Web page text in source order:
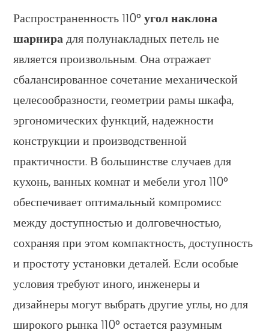
Распространенность 110°угол наклона
шарнирадля полунакладных петель не
является произвольным. Она отражает
сбалансированное сочетание механической
целесообразности, геометрии рамы шкафа,
эргономических функций, надежности
конструкции и производственной
практичности. В большинстве случаев для
кухонь, ванных комнат и мебели угол 110°
обеспечивает оптимальный компромисс
между доступностью и долговечностью,
сохраняя при этом компактность, доступность
и простоту установки деталей. Если особые
условия требуют иного, инженеры и
дизайнеры могут выбрать другие углы, но для
широкого рынка 110° остается разумным